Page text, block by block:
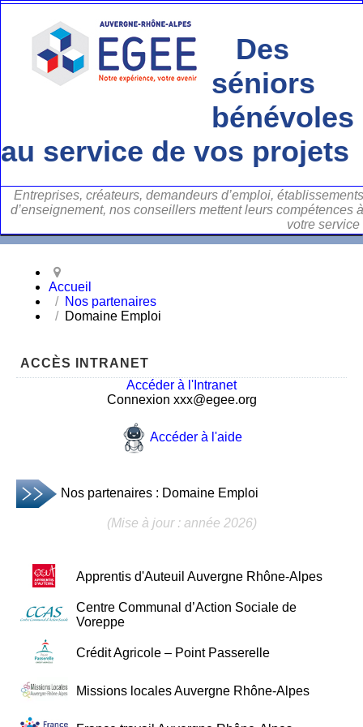
Des
séniors
bénévoles
au service de vos projets
Entreprises, créateurs, demandeurs d’emploi, établissements
d’enseignement, nos conseillers mettent leurs compétences à
votre service
Accueil
Nos partenaires
Domaine Emploi
ACCÈS INTRANET
Accéder à l'Intranet
Connexion xxx@egee.org
Accéder à l'aide
Nos partenaires : Domaine Emploi
(Mise à jour : année 2026)
Apprentis d'Auteuil Auvergne Rhône-Alpes
Centre Communal d’Action Sociale de
Voreppe
Crédit Agricole – Point Passerelle
Missions locales Auvergne Rhône-Alpes